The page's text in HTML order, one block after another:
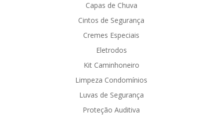
Capas de Chuva
Cintos de Segurança
Cremes Especiais
Eletrodos
Kit Caminhoneiro
Limpeza Condomínios
Luvas de Segurança
Proteção Auditiva